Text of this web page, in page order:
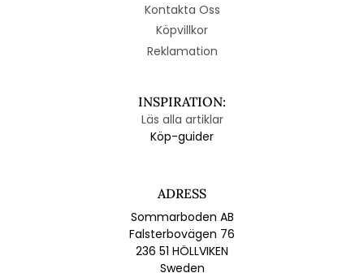
Kontakta Oss
Köpvillkor
Reklamation
INSPIRATION:
Läs alla artiklar
Köp-guider
ADRESS
Sommarboden AB
Falsterbovägen 76
236 51 HÖLLVIKEN
Sweden